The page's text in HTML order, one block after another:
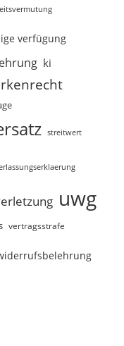
verfügung
ki
streitwert
uwg
vertragsstrafe